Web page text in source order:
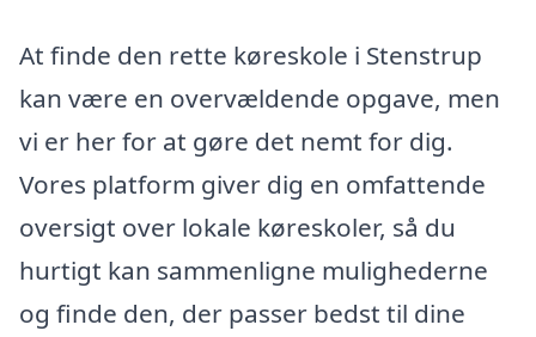
At finde den rette køreskole i Stenstrup
kan være en overvældende opgave, men
vi er her for at gøre det nemt for dig.
Vores platform giver dig en omfattende
oversigt over lokale køreskoler, så du
hurtigt kan sammenligne mulighederne
og finde den, der passer bedst til dine